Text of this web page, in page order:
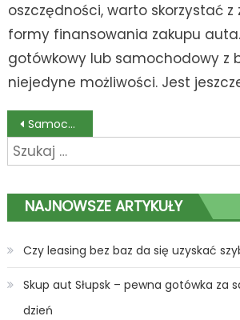
oszczędności, warto skorzystać z
formy finansowania zakupu
gotówkowy lub samochodowy z
niejedyne możliwości. Jest
Nawigacja
wpisu
Samochód dostawczy – jak wybrać i się nie rozczarować?
Szukaj:
NAJNOWSZE ARTYKUŁY
Czy leasing bez baz da się uzyskać
Skup aut Słupsk – pewna gotówka za
dzień